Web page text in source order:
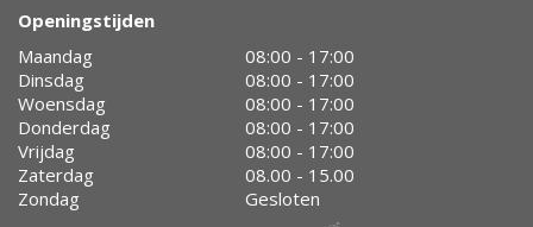
Openingstijden
Maandag
08:00 - 17:00
Dinsdag
08:00 - 17:00
Woensdag
08:00 - 17:00
Donderdag
08:00 - 17:00
Vrijdag
08:00 - 17:00
Zaterdag
08.00 - 15.00
Zondag
Gesloten